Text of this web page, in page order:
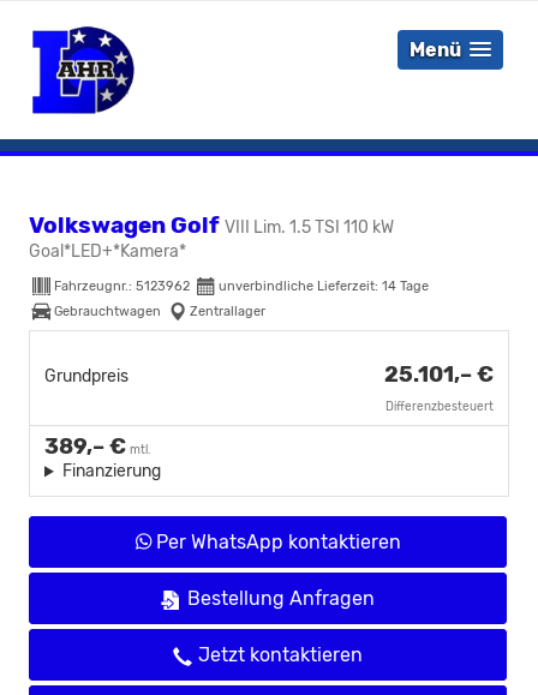
Menü
Volkswagen Golf VIII Lim. 1.5 TSI 110 kW
Goal*LED+*Kamera*
Fahrzeugnr.: 5123962 unverbindliche Lieferzeit: 14 Tage
Gebrauchtwagen
Zentrallager
Grundpreis 25.101,– €
Differenzbesteuert
389,– € mtl.
Finanzierung
Per WhatsApp kontaktieren
Bestellung Anfragen
Jetzt kontaktieren